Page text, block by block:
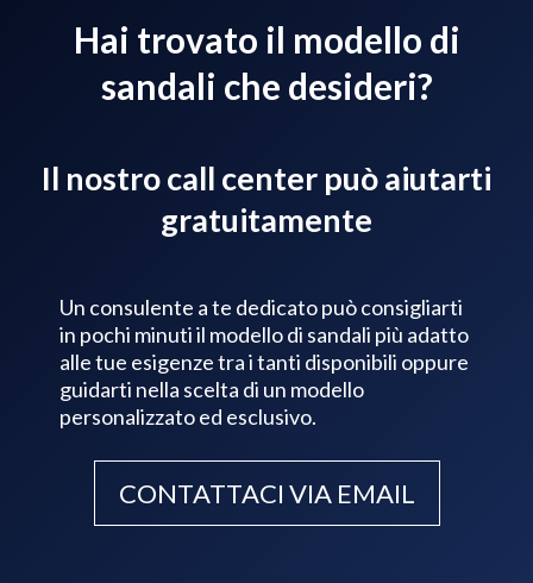
Hai trovato il modello di
sandali che desideri?
Il nostro call center può aiutarti
gratuitamente
Un consulente a te dedicato può consigliarti
in pochi minuti il modello di sandali più adatto
alle tue esigenze tra i tanti disponibili oppure
guidarti nella scelta di un modello
personalizzato ed esclusivo.
CONTATTACI VIA EMAIL